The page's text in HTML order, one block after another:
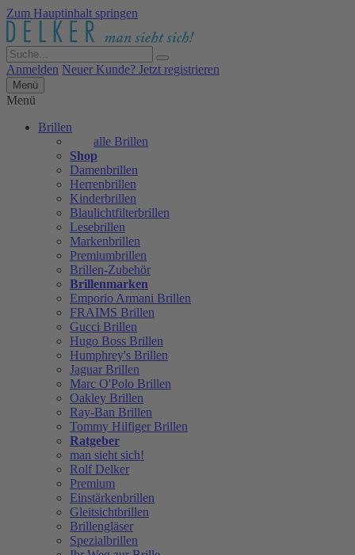
Zum Hauptinhalt springen
Anmelden Neuer Kunde? Jetzt registrieren
Menü
Menü
Brillen
alle Brillen
Shop
Damenbrillen
Herrenbrillen
Kinderbrillen
Blaulichtfilterbrillen
Lesebrillen
Markenbrillen
Premiumbrillen
Brillen-Zubehör
Brillenmarken
Emporio Armani Brillen
FRAIMS Brillen
Gucci Brillen
Hugo Boss Brillen
Humphrey's Brillen
Jaguar Brillen
Marc O'Polo Brillen
Oakley Brillen
Ray-Ban Brillen
Tommy Hilfiger Brillen
Ratgeber
man sieht sich!
Rolf Delker
Premium
Einstärkenbrillen
Gleitsichtbrillen
Brillengläser
Spezialbrillen